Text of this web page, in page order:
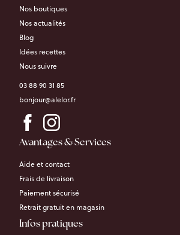
Nos boutiques
Nos actualités
Blog
Idées recettes
Nous suivre
03 88 90 31 85
bonjour@alelor.fr
Avantages & Services
Aide et contact
Frais de livraison
Paiement sécurisé
Retrait gratuit en magasin
Infos pratiques